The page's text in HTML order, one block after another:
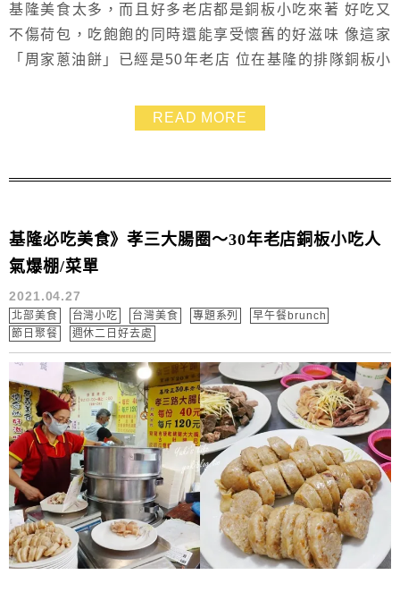
基隆美食太多，而且好多老店都是銅板小吃來著 好吃又
不傷荷包，吃飽飽的同時還能享受懷舊的好滋味 像這家
「周家蔥油餅」已經是50年老店 位在基隆的排隊銅板小
的蔥油餅，圓圓的好可愛 「周家蔥油餅」先煎後烤之
後，呈現出外酥內嫩的絕佳口感 蔥味十足還帶有鹹香的
夠！
READ MORE
基隆必吃美食》孝三大腸圈～30年老店銅板小吃人
氣爆棚/菜單
2021.04.27
北部美食 台灣小吃 台灣美食 專題系列
早午餐brunch
節日聚餐
週休二日好去處